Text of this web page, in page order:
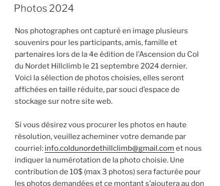
LE
Photos 2024
Nos photographes ont capturé en image plusieurs
souvenirs pour les participants, amis, famille et
partenaires lors de la 4e édition de l’Ascension du Col
du Nordet Hillclimb le 21 septembre 2024 dernier.
Voici la sélection de photos choisies, elles seront
affichées en taille réduite, par souci d’espace de
stockage sur notre site web.
Si vous désirez vous procurer les photos en haute
résolution, veuillez acheminer votre demande par
courriel: info.coldunordethillclimb@gmail.com et nous
indiquer la numérotation de la photo choisie. Une
contribution de 10$ (max 3 photos) sera facturée pour
les photos demandées et ce montant s’ajoutera au don